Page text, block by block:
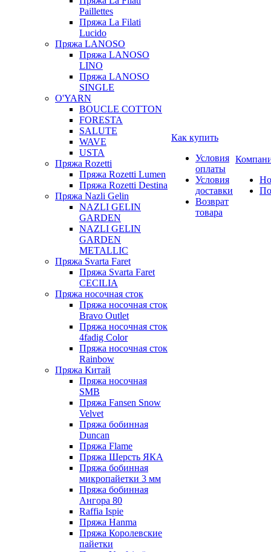
Paillettes
Пряжа La Filati
Lucido
Пряжа LANOSO
Пряжа LANOSO
LINO
Пряжа LANOSO
SINGLE
O'YARN
BOUCLE COTTON
FORESTA
SALUTE
WAVE
USTA
Пряжа Rozetti
Пряжа Rozetti Lumen
Пряжа Rozetti Destina
Пряжа Nazli Gelin
NAZLI GELIN
GARDEN
NAZLI GELIN
GARDEN
METALLIC
Пряжа Svarta Faret
Пряжа Svarta Faret
CECILIA
Пряжа носочная сток
Пряжа носочная сток
Bravo Outlet
Пряжа носочная сток
4fadig Color
Пряжа носочная сток
Rainbow
Пряжа Китай
Пряжа носочная
SMB
Пряжа Fansen Snow
Velvet
Пряжа бобинная
Duncan
Пряжа Flame
Пряжа Шерсть ЯКА
Пряжа бобинная
микропайетки 3 мм
Пряжа бобинная
Ангора 80
Raffia Ispie
Пряжа Hanma
Пряжа Королевские
пайетки
Как купить
Условия
оплаты
Условия
доставки
Возврат
товара